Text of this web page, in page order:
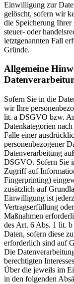
Einwilligung zur
gelöscht, sofern wir
die Speicherung Ihrer
steuer- oder
letztgenannten Fall
Gründe.
Allgemeine
Sofern Sie in die
wir Ihre
lit. a DSGVO bzw.
Datenkategorien
Falle einer
personenbezogener
Datenverarbeitung
DSGVO. Sofern Sie
Zugriff auf
Fingerprinting)
zusätzlich auf
Einwilligung ist
Vertragserfüllung
Maßnahmen
des Art. 6 Abs. 1 lit.
Daten, sofern diese
erforderlich sind auf
Die
berechtigten
Über die jeweils im
in den folgenden